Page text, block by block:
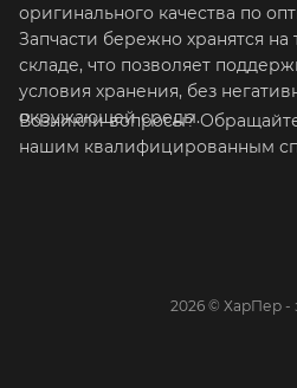
оригинального качества по
Запчасти бережно хранятся
складе, что позволяет
условия хранения, без
окружающей среды.
Возникли вопросы?
нашим квалифицированным
2026 © ХарПер -